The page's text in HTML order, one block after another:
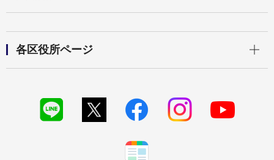
各区役所ページ